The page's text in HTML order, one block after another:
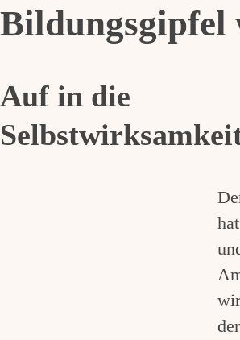
Bildungsgipfel
Auf in die